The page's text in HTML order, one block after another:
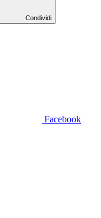
Condividi
Facebook